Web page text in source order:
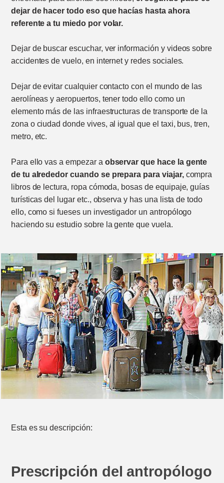
dejar de hacer todo eso que hacías hasta ahora
referente a tu miedo por volar.
Dejar de buscar escuchar, ver información y videos sobre
accidentes de vuelo, en internet y redes sociales.
Dejar de evitar cualquier contacto con el mundo de las
aerolíneas y aeropuertos, tener todo ello como un
elemento más de las infraestructuras de transporte de la
zona o ciudad donde vives, al igual que el taxi, bus, tren,
metro, etc.
Para ello vas a empezar a observar que hace la gente
de tu alrededor cuando se prepara para viajar,compra
libros de lectura, ropa cómoda, bosas de equipaje, guías
turísticas del lugar etc., observa y has una lista de todo
ello, como si fueses un investigador un antropólogo
haciendo su estudio sobre la gente que vuela.
Esta es su descripción:
Prescripción del antropólogo